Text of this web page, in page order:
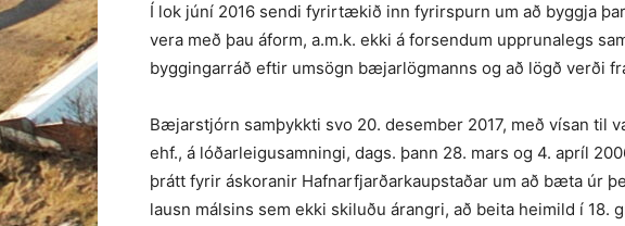
Í lok júní 2016 sendi fyrirtækið inn fyrirspurn um að byggja
vera með þau áform, a.m.k. ekki á forsendum upprunalegs
byggingarráð eftir umsögn bæjarlögmanns og að lögð verði
Bæjarstjórn samþykkti svo 20. desember 2017, með vísan til
ehf., á lóðarleigusamningi, dags. þann 28. mars og 4. apríl
þrátt fyrir áskoranir Hafnarfjarðarkaupstaðar um að bæta úr
lausn málsins sem ekki skiluðu árangri, að beita heimild í 18.